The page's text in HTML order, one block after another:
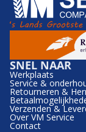
SNEL NAAR
Werkplaats
Service &
Retourneren &
Verzenden &
Over VM Service
Contact